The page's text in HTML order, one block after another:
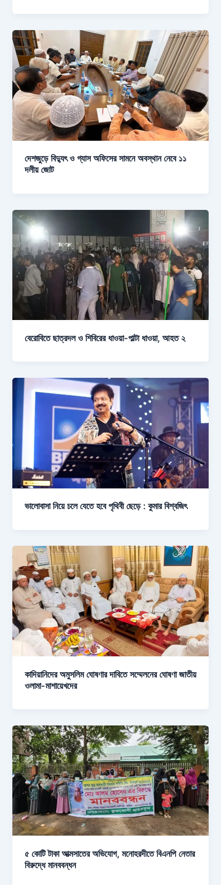
দেশজুড়ে বিদ্যুৎ ও গ্যাস অফিসের সামনে অবস্থান নেবে ১১
দলীয় জোট
বেরোবিতে ছাত্রদল ও শিবিরের ধাওয়া-পাল্টা ধাওয়া, আহত ২
ভালোবাসা নিয়ে চলে যেতে হবে পৃথিবী ছেড়ে : কুমার বিশ্বজিৎ
কাদিয়ানিদের অমুসলিম ঘোষণার দাবিতে সম্মেলনের ঘোষণা জাতীয়
ওলামা-মাশায়েখদের
৫ কোটি টাকা আত্মসাতের অভিযোগ, মনোহরদীতে বিএনপি নেতার
বিরুদ্ধে মানববন্ধন